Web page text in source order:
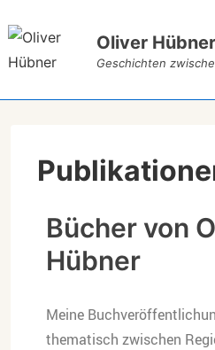
Oliver Hübner
Geschichten
Bücher von
Hübner
Meine
thematisch zwischen